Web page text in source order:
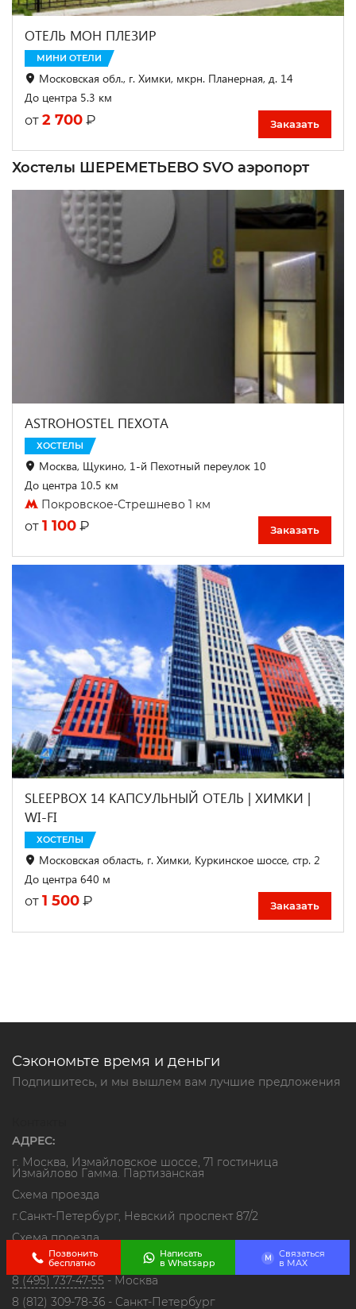
ОТЕЛЬ МОН ПЛЕЗИР
МИНИ ОТЕЛИ
Московская обл., г. Химки, мкрн. Планерная, д. 14
До центра 5.3 км
от 2 700 ₽ Заказать
Хостелы ШЕРЕМЕТЬЕВО SVO аэропорт
ASTROHOSTEL ПЕХОТА
ХОСТЕЛЫ
Москва, Щукино, 1-й Пехотный переулок 10
До центра 10.5 км
Покровское-Стрешнево 1 км
от 1 100 ₽ Заказать
SLEEPBOX 14 КАПСУЛЬНЫЙ ОТЕЛЬ | ХИМКИ |
WI-FI
ХОСТЕЛЫ
Московская область, г. Химки, Куркинское шоссе, стр. 2
До центра 640 м
от 1 500 ₽ Заказать
Сэкономьте время и деньги
Подпишитесь, и мы вышлем вам лучшие предложения
АДРЕС:
г. Москва, Измайловское шоссе, 71 гостиница
Измайлово Гамма. Партизанская
Схема проезда
г.Санкт-Петербург, Невский проспект 87/2
Схема проезда
ТЕЛЕФОН:
8 (495) 737-47-55 - Москва
8 (812) 309-78-36 - Санкт-Петербург
Позвонить
бесплатно
Написать
в Whatsapp
M
Связаться
в МАХ